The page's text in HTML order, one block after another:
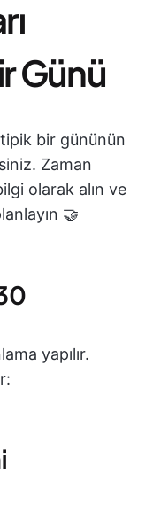
Günü
bir gününün
Zaman
olarak alın ve
🤝
yapılır.